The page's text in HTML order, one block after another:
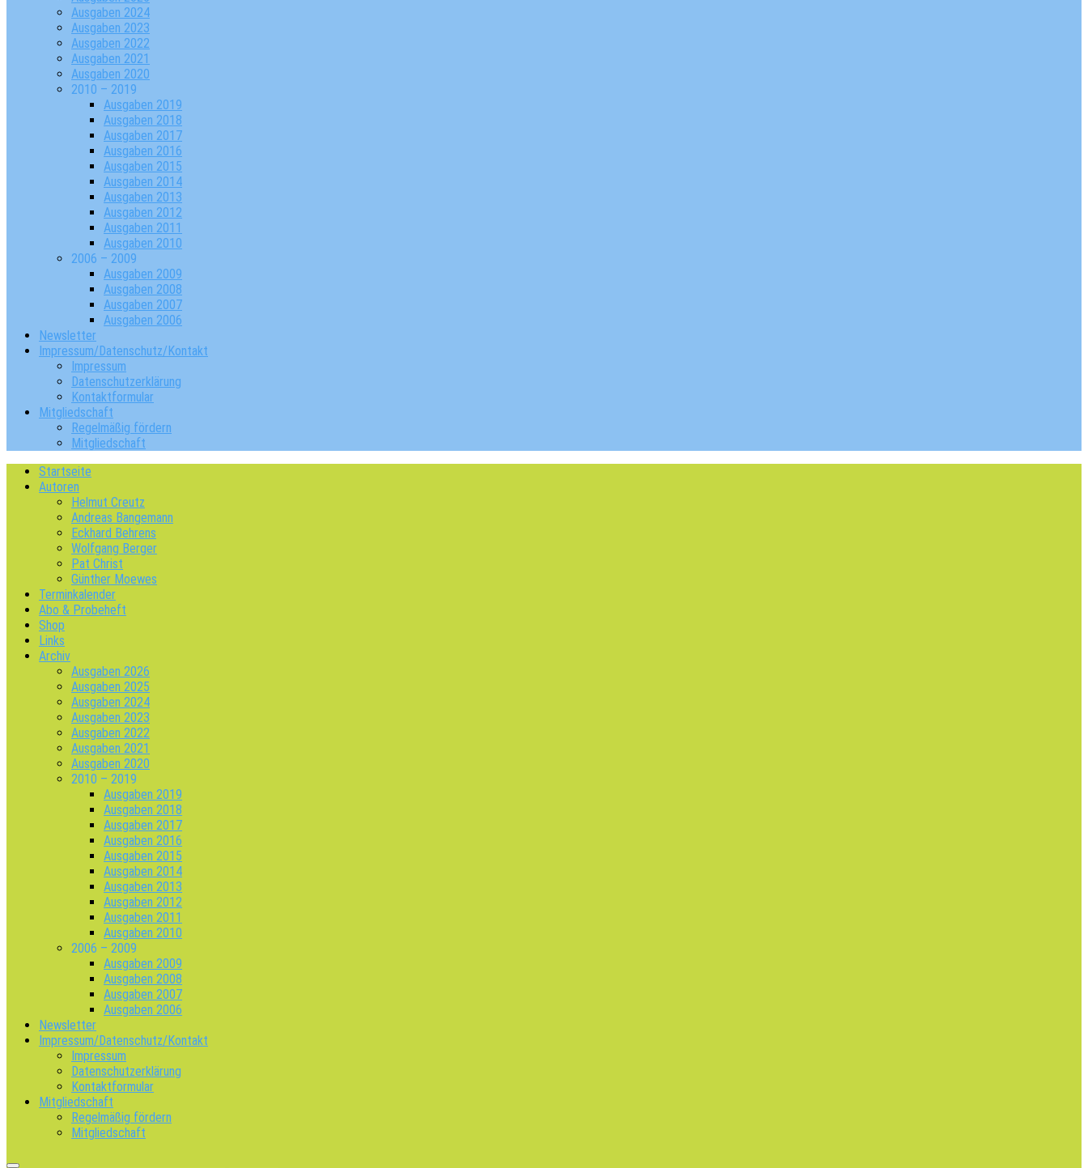
Ausgaben 2024
Ausgaben 2023
Ausgaben 2022
Ausgaben 2021
Ausgaben 2020
2010 – 2019
Ausgaben 2019
Ausgaben 2018
Ausgaben 2017
Ausgaben 2016
Ausgaben 2015
Ausgaben 2014
Ausgaben 2013
Ausgaben 2012
Ausgaben 2011
Ausgaben 2010
2006 – 2009
Ausgaben 2009
Ausgaben 2008
Ausgaben 2007
Ausgaben 2006
Newsletter
Impressum/Datenschutz/Kontakt
Impressum
Datenschutzerklärung
Kontaktformular
Mitgliedschaft
Regelmäßig fördern
Mitgliedschaft
Startseite
Autoren
Helmut Creutz
Andreas Bangemann
Eckhard Behrens
Wolfgang Berger
Pat Christ
Günther Moewes
Terminkalender
Abo & Probeheft
Shop
Links
Archiv
Ausgaben 2026
Ausgaben 2025
Ausgaben 2024
Ausgaben 2023
Ausgaben 2022
Ausgaben 2021
Ausgaben 2020
2010 – 2019
Ausgaben 2019
Ausgaben 2018
Ausgaben 2017
Ausgaben 2016
Ausgaben 2015
Ausgaben 2014
Ausgaben 2013
Ausgaben 2012
Ausgaben 2011
Ausgaben 2010
2006 – 2009
Ausgaben 2009
Ausgaben 2008
Ausgaben 2007
Ausgaben 2006
Newsletter
Impressum/Datenschutz/Kontakt
Impressum
Datenschutzerklärung
Kontaktformular
Mitgliedschaft
Regelmäßig fördern
Mitgliedschaft